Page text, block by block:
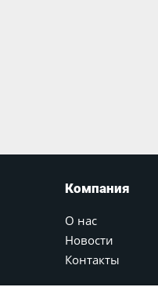
Компания
О нас
Новости
Контакты